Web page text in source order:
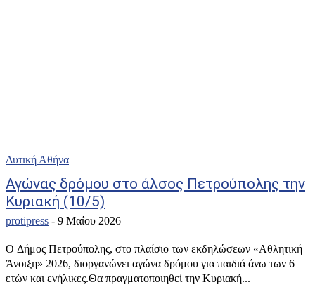
Δυτική Αθήνα
Αγώνας δρόμου στο άλσος Πετρούπολης την
Κυριακή (10/5)
protipress - 9 Μαΐου 2026
Ο Δήμος Πετρούπολης, στο πλαίσιο των εκδηλώσεων «Αθλητική
Άνοιξη» 2026, διοργανώνει αγώνα δρόμου για παιδιά άνω των 6
ετών και ενήλικες.Θα πραγματοποιηθεί την Κυριακή...